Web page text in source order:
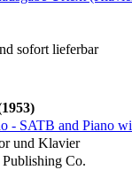
sofort lieferbar
- SATB and Piano
und Klavier
Co.